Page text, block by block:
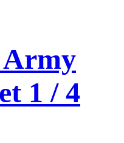
1 / 4